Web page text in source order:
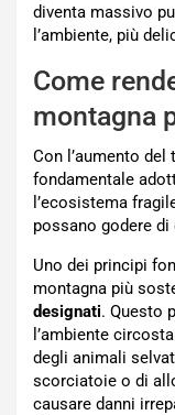
diventa massivo
l’ambiente, più
Come
montagna
Con l’aumento
fondamentale
l’ecosistema
possano godere
Uno dei principi
montagna più
designati. Questo
l’ambiente
degli animali
scorciatoie o di
causare danni